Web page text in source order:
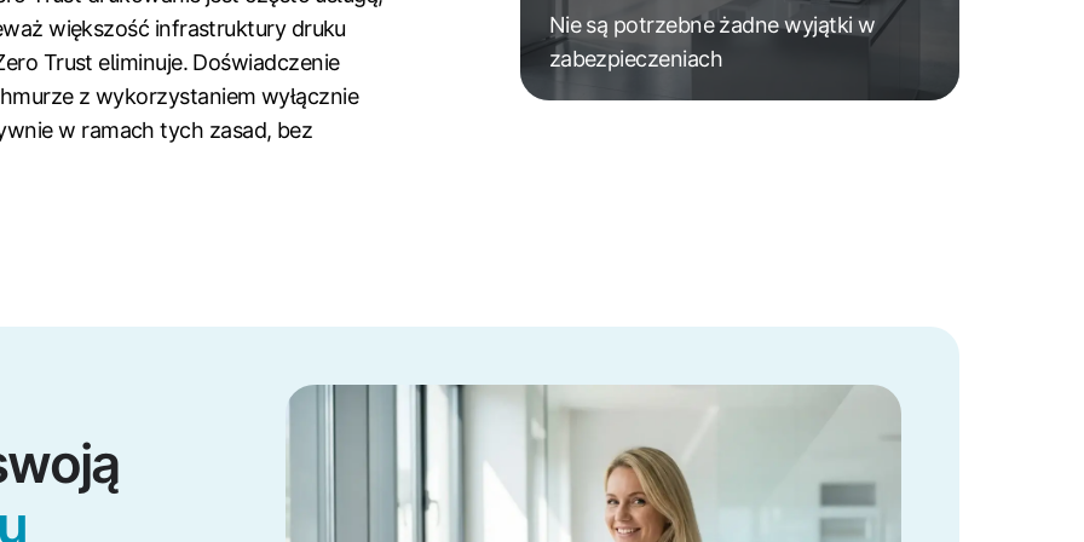
większość infrastruktury druku
Trust eliminuje. Doświadczenie
z wykorzystaniem wyłącznie
w ramach tych zasad, bez
Nie są potrzebne żadne wyjątki w
zabezpieczeniach